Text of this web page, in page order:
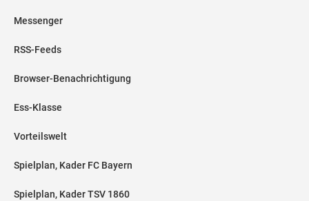
Messenger
RSS-Feeds
Browser-Benachrichtigung
Ess-Klasse
Vorteilswelt
Spielplan, Kader FC Bayern
Spielplan, Kader TSV 1860